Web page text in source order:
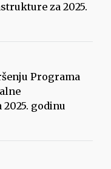
za 2025.
Programa
godinu